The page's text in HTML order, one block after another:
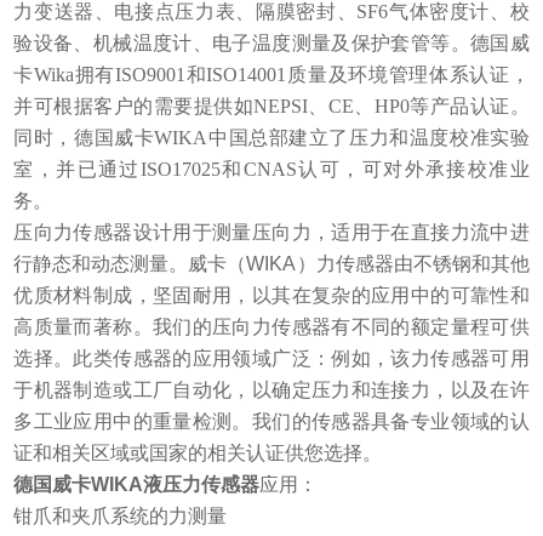
力变送器、电接点压力表、隔膜密封、SF6气体密度计、校
验设备、机械温度计、电子温度测量及保护套管等。德国威
卡Wika拥有ISO9001和ISO14001质量及环境管理体系认证，
并可根据客户的需要提供如NEPSI、CE、HP0等产品认证。
同时，德国威卡WIKA中国总部建立了压力和温度校准实验
室，并已通过ISO17025和CNAS认可，可对外承接校准业
务。
压向力传感器设计用于测量压向力，适用于在直接力流中进
行静态和动态测量。威卡（WIKA）力传感器由不锈钢和其他
优质材料制成，坚固耐用，以其在复杂的应用中的可靠性和
高质量而著称。我们的压向力传感器有不同的额定量程可供
选择。此类传感器的应用领域广泛：例如，该力传感器可用
于机器制造或工厂自动化，以确定压力和连接力，以及在许
多工业应用中的重量检测。我们的传感器具备专业领域的认
证和相关区域或国家的相关认证供您选择。
德国威卡WIKA液压力传感器应用：
钳爪和夹爪系统的力测量